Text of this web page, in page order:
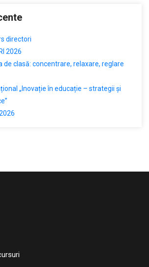
directori
2026
de clasă: concentrare, relaxare, reglare
„Inovație în educație – strategii și